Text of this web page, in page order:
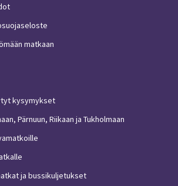
matkaan
kysymykset
Pärnuun, Riikaan ja Tukholmaan
ja bussikuljetukset